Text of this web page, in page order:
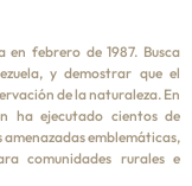
en febrero de 1987. Busca
y demostrar que el
de la naturaleza. En
ha ejecutado cientos de
amenazadas emblemáticas,
comunidades rurales e